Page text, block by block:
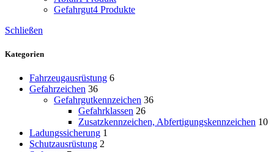
Gefahrgut4 Produkte
Schließen
Kategorien
Fahrzeugausrüstung 6
Gefahrzeichen 36
Gefahrgutkennzeichen 36
Gefahrklassen 26
Zusatzkennzeichen, Abfertigungskennzeichen 10
Ladungssicherung 1
Schutzausrüstung 2